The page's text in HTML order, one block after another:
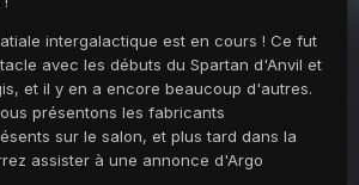
intergalactique est en cours ! Ce fut
avec les débuts du Spartan d'Anvil et
et il y en a encore beaucoup d'autres.
présentons les fabricants
sur le salon, et plus tard dans la
assister à une annonce d'Argo